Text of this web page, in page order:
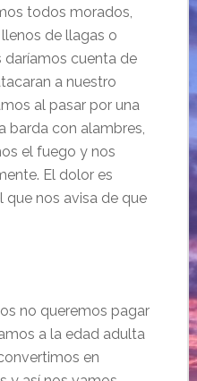
todos morados,
de llagas o
daríamos cuenta de
a nuestro
al pasar por una
barda con alambres,
el fuego y nos
El dolor es
que nos avisa de que
no queremos pagar
a la edad adulta
en